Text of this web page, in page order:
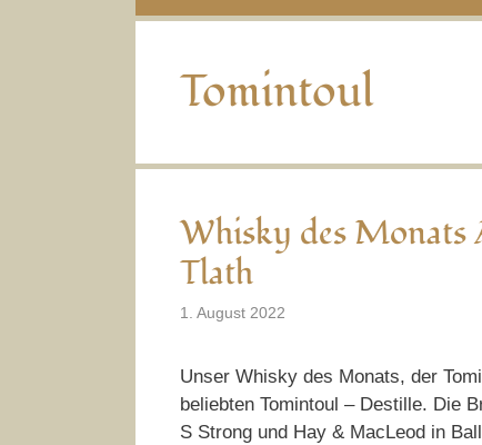
Tomintoul
Whisky des Monats
Tlath
1. August 2022
Unser Whisky des Monats, der
beliebten Tomintoul – Destille. Die
S Strong und Hay & MacLeod in